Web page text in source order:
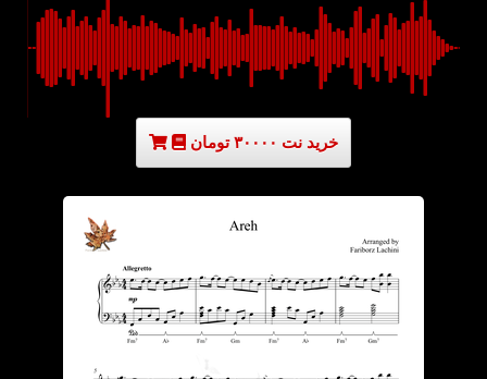
خرید نت ۳۰۰۰۰ تومان